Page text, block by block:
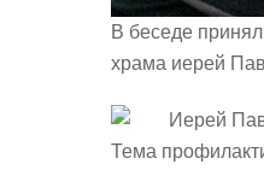
В беседе
храма иерей
Тема